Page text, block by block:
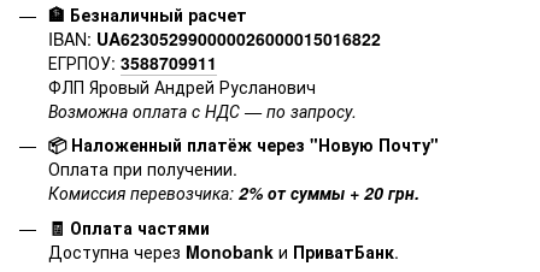
🏦 Безналичный расчет
IBAN: UA623052990000026000015016822
ЕГРПОУ: 3588709911
ФЛП Яровый Андрей Русланович
Возможна оплата с НДС — по запросу.
📦 Наложенный платёж через "Новую Почту"
Оплата при получении.
Комиссия перевозчика: 2% от суммы + 20 грн.
🧾 Оплата частями
Доступна через Monobank и ПриватБанк.